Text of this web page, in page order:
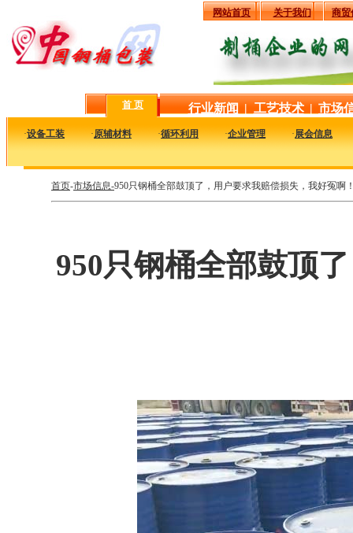
网站首页 关于我们 商贸
首 页 行业新闻 | 工艺技术 | 市场
·设备工装 ·原辅材料 ·循环利用 ·企业管理 ·展会信息
首页-市场信息-950只钢桶全部鼓顶了，用户要求我赔偿损失，我好冤啊
950只钢桶全部鼓顶